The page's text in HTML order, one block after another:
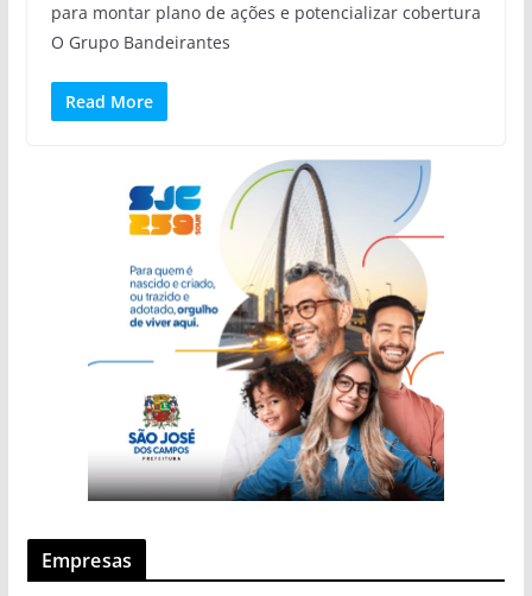
para montar plano de ações e potencializar cobertura
O Grupo Bandeirantes
Read More
Empresas